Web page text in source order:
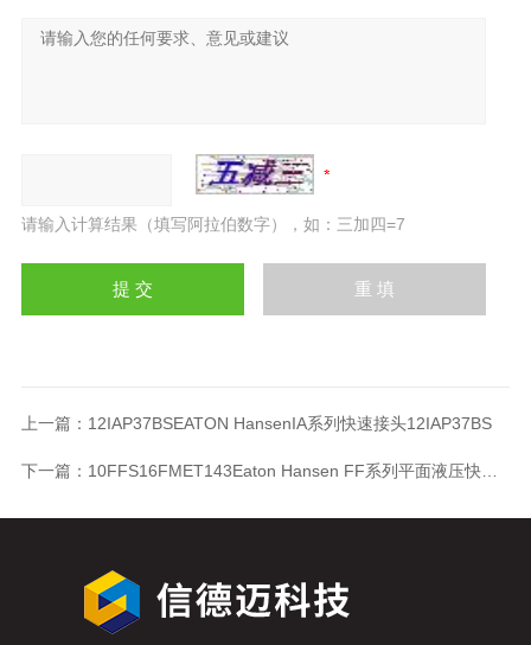
请输入计算结果（填写阿拉伯数字），如：三加四=7
上一篇： 12IAP37BSEATON HansenIA系列快速接头12IAP37BS
下一篇： 10FFS16FMET143Eaton Hansen FF系列平面液压快速接头10FFS16FMET143